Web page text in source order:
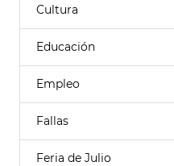
Cultura
Educación
Empleo
Fallas
Feria de Julio